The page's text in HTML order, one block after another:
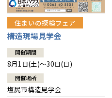
住まいの探検フェア
構造現場見学会
開催期間
8月1日(土)～30日(日)
開催場所
塩尻市構造見学会